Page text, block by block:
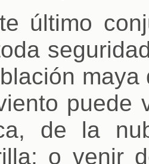
último
puede
de la
o venir